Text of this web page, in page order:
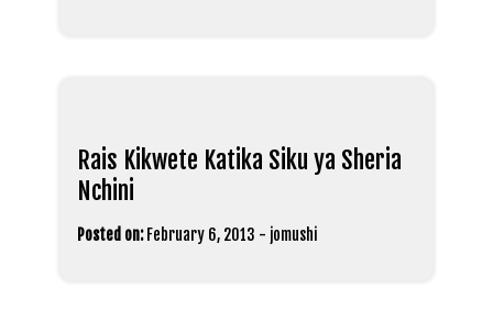
Rais Kikwete Katika Siku ya Sheria
Nchini
Posted on: February 6, 2013 - jomushi